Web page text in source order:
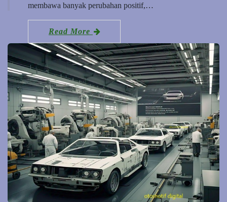
membawa banyak perubahan positif,…
Read More